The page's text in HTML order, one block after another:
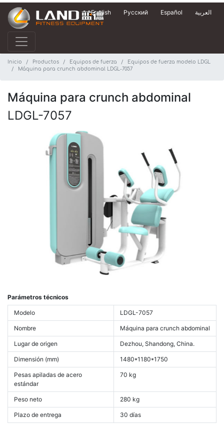
English Русский Español العربية
Inicio Productos Equipos de fuerza
Equipos de fuerza modelo LDGL
Máquina para crunch abdominal LDGL-7057
Máquina para crunch abdominal
LDGL-7057
Parámetros técnicos
Modelo LDGL-7057
Nombre Máquina para crunch abdominal
Lugar de origen Dezhou, Shandong, China.
Dimensión (mm) 1480*1180*1750
Pesas apiladas de acero
estándar
70 kg
Peso neto 280 kg
Plazo de entrega 30 días